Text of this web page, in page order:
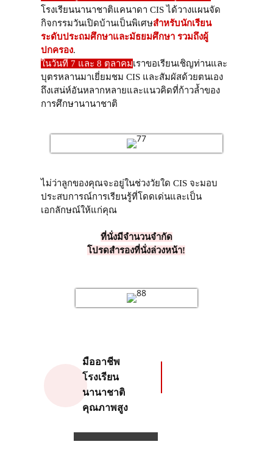
โรงเรียนนานาชาติแคนาดา CIS ได้วางแผนจัด
กิจกรรมวันเปิดบ้านเป็นพิเศษสำหรับนักเรียน
ระดับประถมศึกษาและมัธยมศึกษา รวมถึงผู้
ปกครอง.
ในวันที่ 7 และ 8 ตุลาคมเราขอเรียนเชิญท่านและ
บุตรหลานมาเยี่ยมชม CIS และสัมผัสด้วยตนเอง
ถึงเสน่ห์อันหลากหลายและแนวคิดที่ก้าวล้ำของ
การศึกษานานาชาติ
ไม่ว่าลูกของคุณจะอยู่ในช่วงวัยใด CIS จะมอบ
ประสบการณ์การเรียนรู้ที่โดดเด่นและเป็น
เอกลักษณ์ให้แก่คุณ
ที่นั่งมีจำนวนจำกัด
โปรดสำรองที่นั่งล่วงหน้า!
มืออาชีพ
โรงเรียน
นานาชาติ
คุณภาพสูง